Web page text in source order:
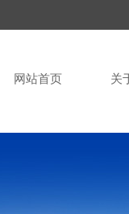
网站首页 关